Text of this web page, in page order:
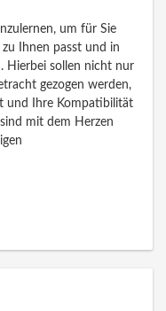
um für Sie
Ihnen passt und in
Hierbei sollen nicht nur
gezogen werden,
und Ihre Kompatibilität
mit dem Herzen